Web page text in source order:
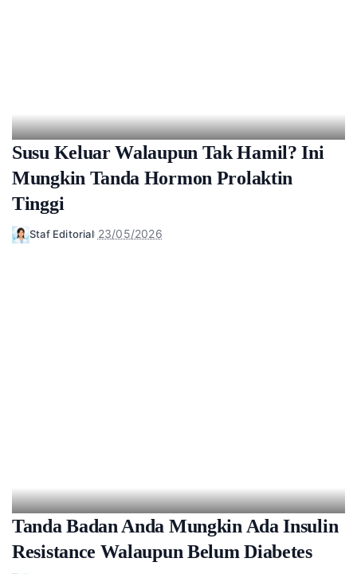
Susu Keluar Walaupun Tak Hamil? Ini
Mungkin Tanda Hormon Prolaktin
Tinggi
Posted
Staf Editorial 23/05/2026
Tanda Badan Anda Mungkin Ada Insulin
Resistance Walaupun Belum Diabetes